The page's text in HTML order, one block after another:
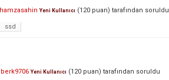
hamzasahin Yeni Kullanıcı (120 puan) tarafından soruldu
ssd
berk9706 Yeni Kullanıcı (120 puan) tarafından soruldu